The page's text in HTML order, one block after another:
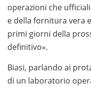
operazioni che
e della fornitura vera
primi giorni della
definitivo».
Biasi, parlando ai
di un laboratorio